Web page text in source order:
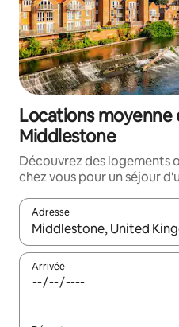
Locations
Middlestone
Découvrez des logements
chez vous pour un séjour
Adresse
Lorsque les résultats
Arrivée